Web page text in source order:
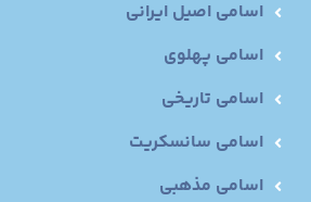
اسامی اصیل ایرانی
اسامی پهلوی
اسامی تاریخی
اسامی سانسکریت
اسامی مذهبی